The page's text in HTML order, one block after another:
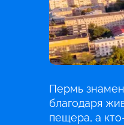
Пермь
благодаря
пещера, а